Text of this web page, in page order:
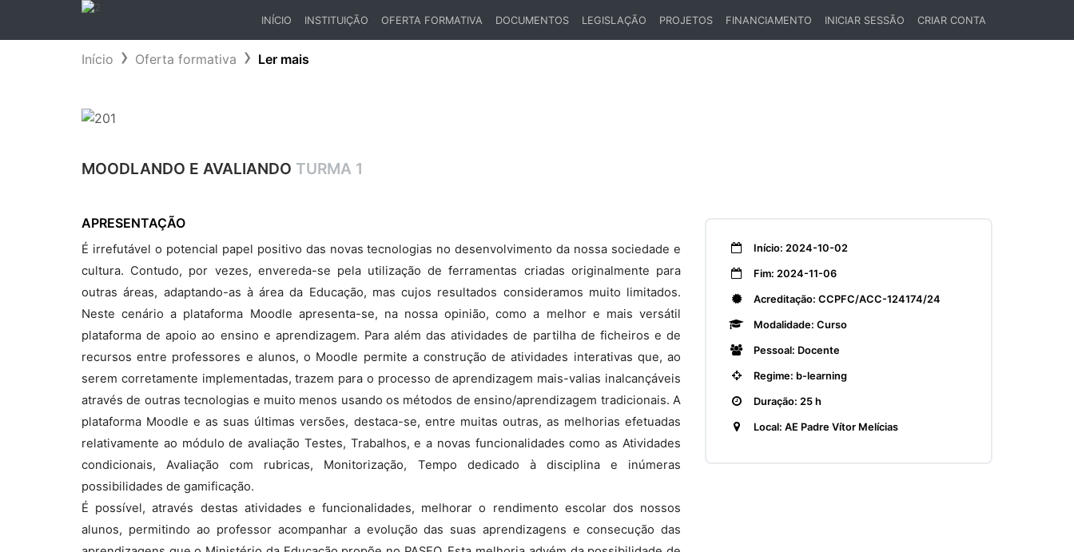
INÍCIO
INSTITUIÇÃO OFERTA FORMATIVA DOCUMENTOS LEGISLAÇÃO PROJETOS FINANCIAMENTO INICIAR SESSÃO CRIAR CONTA
Início Oferta formativa Ler mais
MOODLANDO E AVALIANDO TURMA 1
APRESENTAÇÃO
É irrefutável o potencial papel positivo das novas tecnologias no desenvolvimento da nossa sociedade e
cultura. Contudo, por vezes, envereda-se pela utilização de ferramentas criadas originalmente para
outras áreas, adaptando-as à área da Educação, mas cujos resultados consideramos muito limitados.
Neste cenário a plataforma Moodle apresenta-se, na nossa opinião, como a melhor e mais versátil
plataforma de apoio ao ensino e aprendizagem. Para além das atividades de partilha de ficheiros e de
recursos entre professores e alunos, o Moodle permite a construção de atividades interativas que, ao
serem corretamente implementadas, trazem para o processo de aprendizagem mais-valias inalcançáveis
através de outras tecnologias e muito menos usando os métodos de ensino/aprendizagem tradicionais. A
plataforma Moodle e as suas últimas versões, destaca-se, entre muitas outras, as melhorias efetuadas
relativamente ao módulo de avaliação Testes, Trabalhos, e a novas funcionalidades como as Atividades
condicionais, Avaliação com rubricas, Monitorização, Tempo dedicado à disciplina e inúmeras
possibilidades de gamificação.
É possível, através destas atividades e funcionalidades, melhorar o rendimento escolar dos nossos
alunos, permitindo ao professor acompanhar a evolução das suas aprendizagens e consecução das
Início: 2024-10-02
Fim: 2024-11-06
Acreditação: CCPFC/ACC-124174/24
Modalidade: Curso
Pessoal: Docente
Regime: b-learning
Duração: 25 h
Local: AE Padre Vítor Melícias